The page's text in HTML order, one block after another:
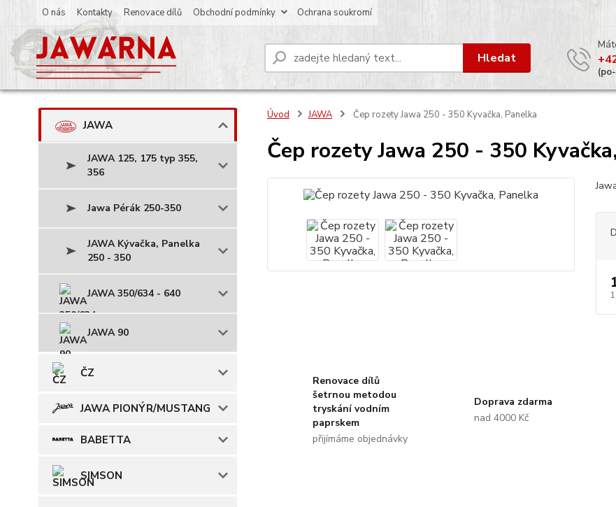
O nás Kontakty Renovace dílů Obchodní podmínky Ochrana soukromí
Hledat
JAWA
JAWA 125, 175 typ 355,
356
Jawa Pérák 250-350
JAWA Kývačka, Panelka
250 - 350
JAWA 350/634 - 640
JAWA 90
ČZ
JAWA PIONÝR/MUSTANG
BABETTA
SIMSON
Úvod JAWA Čep rozety Jawa 250 - 350 Kyvačka, Panelka
Čep rozety Jawa 250 - 350
Renovace dílů
šetrnou metodou
tryskání vodním
paprskem
přijímáme objednávky
Doprava zdarma
nad 4000 Kč